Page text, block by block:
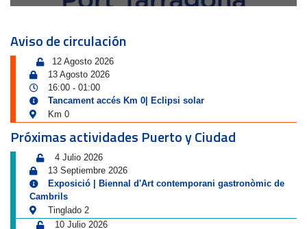
Aviso de circulación
12 Agosto 2026
13 Agosto 2026
16:00 - 01:00
Tancament accés Km 0| Eclipsi solar
Km 0
Próximas actividades Puerto y Ciudad
4 Julio 2026
13 Septiembre 2026
Exposició | Biennal d'Art contemporani gastronòmic de
Cambrils
Tinglado 2
10 Julio 2026